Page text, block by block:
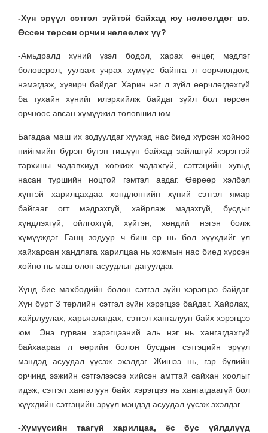
-Хүн эрүүл сэтгэл зүйтэй байхад юу нөлөөлдөг вэ.
Өссөн төрсөн орчин нөлөөлөх үү?
-Амьдралд хүний үзэл бодол, харах өнцөг, мэдлэг
боловсрол, уулзаж учрах хүмүүс байнга л өөрчлөгдөж,
нэмэгдэж, хувирч байдаг. Харин нэг л зүйл өөрчлөгдөхгүй
ба тухайн хүнийг илэрхийлж байдаг зүйл бол төрсөн
орчноос авсан хүмүүжил төлөвшил юм.
Багадаа маш их зодуулдаг хүүхэд нас биед хүрсэн хойноо
нийгмийн бүрэн бүтэн гишүүн байхад зайлшгүй хэрэгтэй
тархины чадавхиуд хөгжиж чадахгүй, сэтгэцийн хувьд
насан туршийн ноцтой гэмтэл авдаг. Өөрөөр хэлбэл
хүнтэй харилцахдаа хөндлөнгийн хүний сэтгэл ямар
байгааг огт мэдрэхгүй, хайрлаж мэдэхгүй, бусдыг
хүндлэхгүй, ойлгохгүй, хүйтэн, хөндий нэгэн болж
хүмүүждэг. Ганц зодуур ч биш ер нь бол хүүхдийг үл
хайхарсан хандлага харилцаа нь хожмын нас биед хүрсэн
хойно нь маш олон асуудлыг дагуулдаг.
Хүнд бие махбодийн болон сэтгэл зүйн хэрэгцээ байдаг.
Хүн бүрт 3 төрлийн сэтгэл зүйн хэрэгцээ байдаг. Хайрлах,
хайрлуулах, харьяалагдах, сэтгэл хангалуун байх хэрэгцээ
юм. Энэ гурван хэрэгцээний аль нэг нь хангагдахгүй
байхаараа л өөрийн болон бусдын сэтгэцийн эрүүл
мэндэд асуудал үүсэж эхэлдэг. Жишээ нь, гэр бүлийн
орчинд ээжийн сэтгэлээсээ хийсэн амттай сайхан хоолыг
идэж, сэтгэл хангалуун байх хэрэгцээ нь хангагдаагүй бол
хүүхдийн сэтгэцийн эрүүл мэндэд асуудал үүсэж эхэлдэг.
-Хүмүүсийн таагүй харилцаа, ёс бус үйлдлүүд